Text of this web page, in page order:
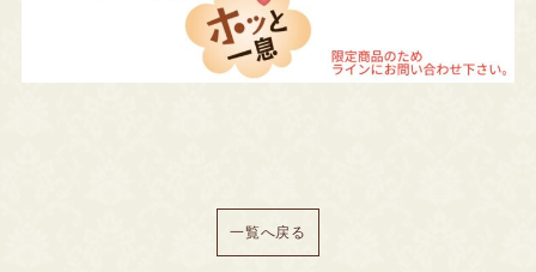
一覧へ戻る